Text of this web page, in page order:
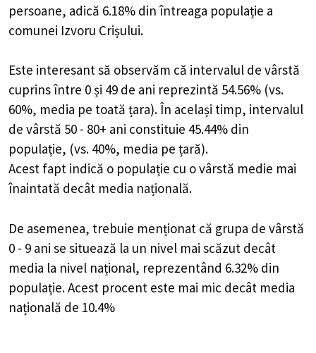
persoane, adică 6.18% din întreaga populație a
comunei Izvoru Crișului.
Este interesant să observăm că intervalul de vârstă
cuprins între 0 și 49 de ani reprezintă 54.56% (vs.
60%, media pe toată țara). În același timp, intervalul
de vârstă 50 - 80+ ani constituie 45.44% din
populație, (vs. 40%, media pe țară).
Acest fapt indică o populație cu o vârstă medie mai
înaintată decât media națională.
De asemenea, trebuie menționat că grupa de vârstă
0 - 9 ani se situează la un nivel mai scăzut decât
media la nivel național, reprezentând 6.32% din
populație. Acest procent este mai mic decât media
națională de 10.4%